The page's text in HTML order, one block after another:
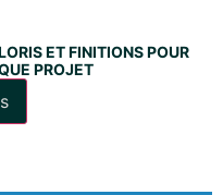
ET FINITIONS POUR
PROJET